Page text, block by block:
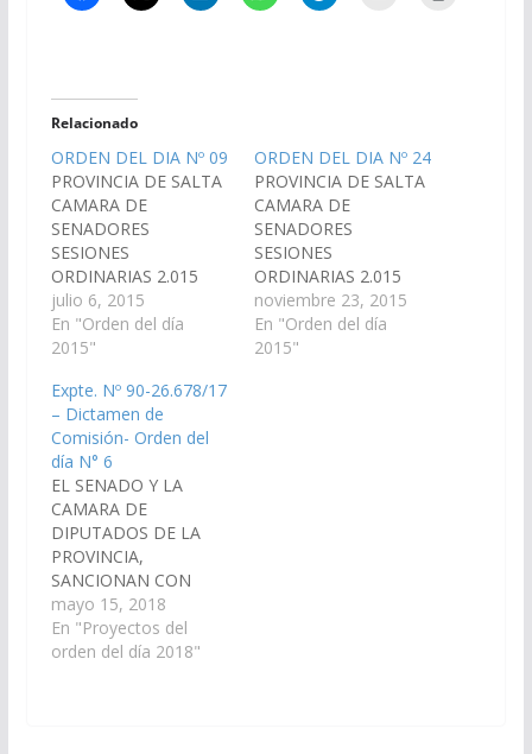
Relacionado
ORDEN DEL DIA Nº 09
PROVINCIA DE SALTA
CAMARA DE
SENADORES
SESIONES
ORDINARIAS 2.015
ORDEN DEL DIA Nº 09
(Dictámenes de
Comisiones entrados
07-15) S U M A R I O
Proyecto de
Declaración De
Agricultura y Ganadería
En el proyecto de
Declaración de la
señora Senadora
MARÍA SILVINA
ABILES,…
julio 6, 2015
En "Orden del día
2015"
ORDEN DEL DIA Nº 24
PROVINCIA DE SALTA
CAMARA DE
SENADORES
SESIONES
ORDINARIAS 2.015
ORDEN DEL DIA Nº 24
(Dictamen de
Comisionesón entrado
noviembre 23, 2015
En "Orden del día
2015"
Expte. Nº 90-26.678/17
– Dictamen de
Comisión- Orden del
día N° 6
EL SENADO Y LA
CAMARA DE
DIPUTADOS DE LA
PROVINCIA,
SANCIONAN CON
FUERZA DE L E Y
Artículo 1º.-
Sustitúyase el Artículo
mayo 15, 2018
En "Proyectos del
orden del día 2018"